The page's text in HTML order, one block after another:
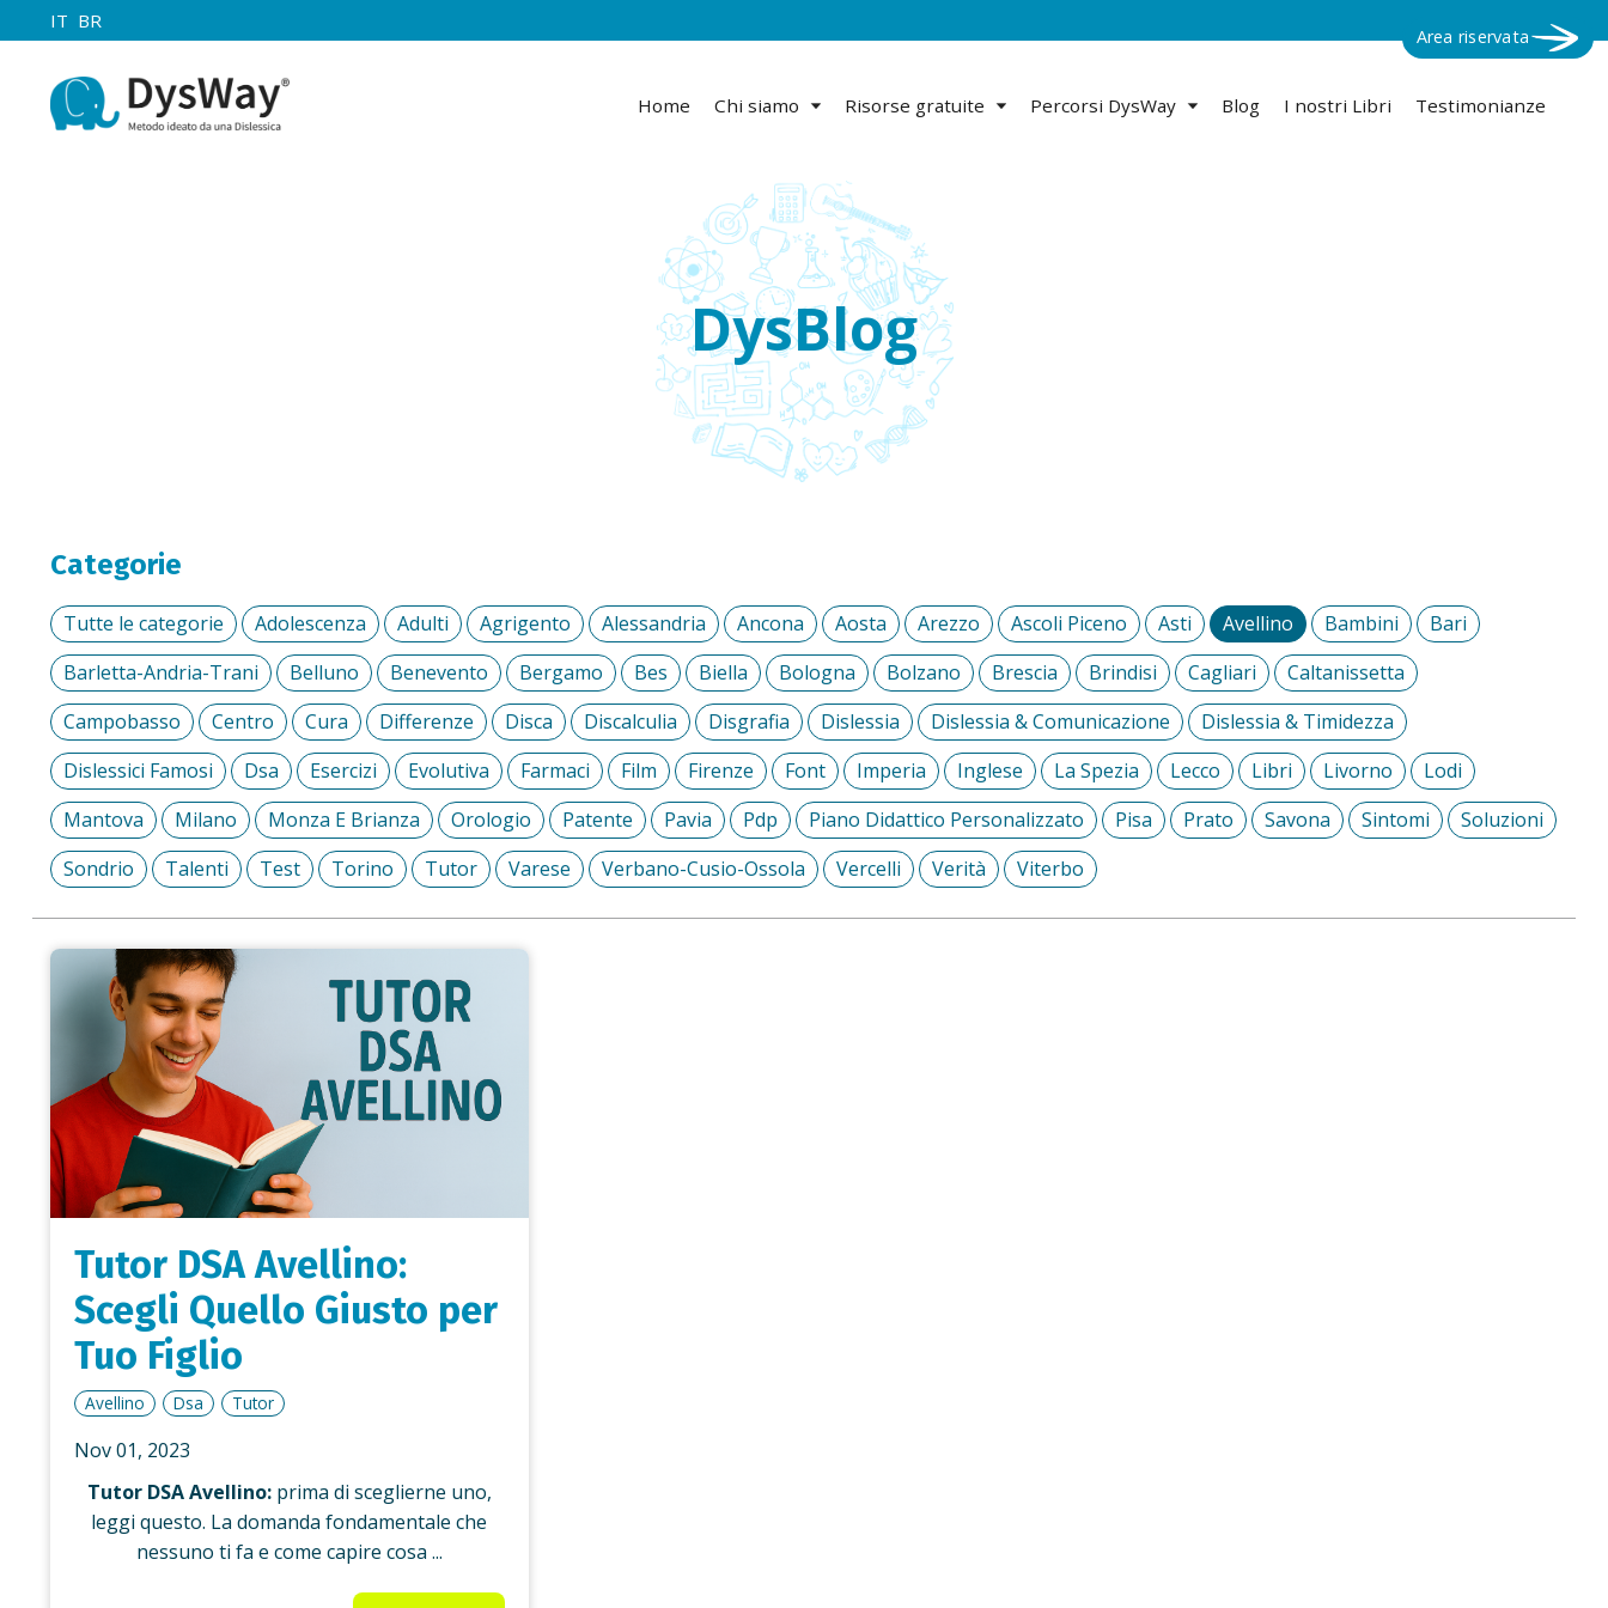
IT BR
Home Chi siamo Risorse gratuite Percorsi DysWay Blog I nostri Libri Testimonianze
Area riservata
DysBlog
Tutor DSA Avellino:
Scegli Quello Giusto per
Tuo Figlio
Avellino Dsa Tutor
Nov 01, 2023
Tutor DSA Avellino:prima di sceglierne uno,
leggi questo. La domanda fondamentale che
nessuno ti fa e come capire cosa ...
Categorie
Tutte le categorie Adolescenza Adulti Agrigento Alessandria Ancona Aosta Arezzo Ascoli Piceno Asti Avellino Bambini
Bari
Barletta-Andria-Trani
Belluno Benevento Bergamo Bes Biella Bologna Bolzano Brescia Brindisi Cagliari
Caltanissetta
Campobasso
Centro Cura Differenze Disca Discalculia Disgrafia Dislessia Dislessia & Comunicazione
Dislessia & Timidezza
Dislessici Famosi
Dsa Esercizi Evolutiva Farmaci Film Firenze Font Imperia Inglese La Spezia Lecco Libri Livorno
Lodi
Mantova
Milano Monza E Brianza Orologio Patente Pavia Pdp Piano Didattico Personalizzato Pisa Prato Savona Sintomi
Soluzioni
Sondrio
Talenti Test Torino Tutor Varese Verbano-Cusio-Ossola Vercelli Verità Viterbo